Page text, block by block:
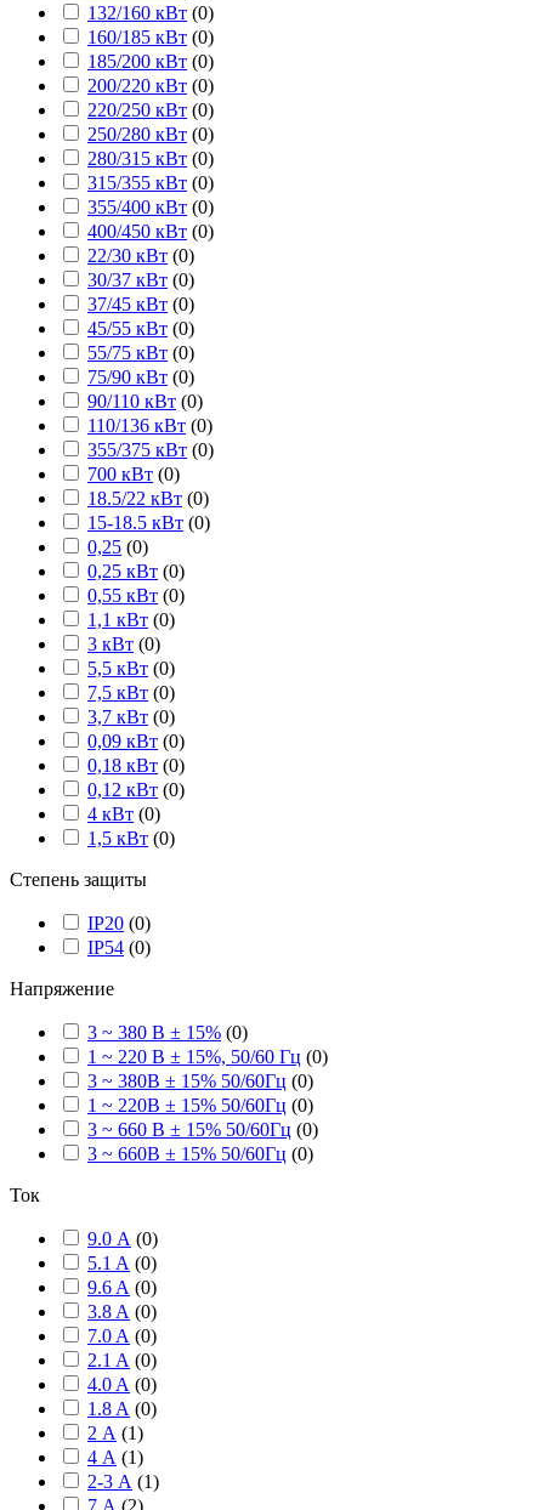
132/160 кВт (0)
160/185 кВт (0)
185/200 кВт (0)
200/220 кВт (0)
220/250 кВт (0)
250/280 кВт (0)
280/315 кВт (0)
315/355 кВт (0)
355/400 кВт (0)
400/450 кВт (0)
22/30 кВт (0)
30/37 кВт (0)
37/45 кВт (0)
45/55 кВт (0)
55/75 кВт (0)
75/90 кВт (0)
90/110 кВт (0)
110/136 кВт (0)
355/375 кВт (0)
700 кВт (0)
18.5/22 кВт (0)
15-18.5 кВт (0)
0,25 (0)
0,25 кВт (0)
0,55 кВт (0)
1,1 кВт (0)
3 кВт (0)
5,5 кВт (0)
7,5 кВт (0)
3,7 кВт (0)
0,09 кВт (0)
0,18 кВт (0)
0,12 кВт (0)
4 кВт (0)
1,5 кВт (0)
Степень защиты
IP20 (0)
IP54 (0)
Напряжение
3 ~ 380 В ± 15% (0)
1 ~ 220 В ± 15%, 50/60 Гц (0)
3 ~ 380В ± 15% 50/60Гц (0)
1 ~ 220В ± 15% 50/60Гц (0)
3 ~ 660 В ± 15% 50/60Гц (0)
3 ~ 660В ± 15% 50/60Гц (0)
Ток
9.0 А (0)
5.1 A (0)
9.6 A (0)
3.8 A (0)
7.0 A (0)
2.1 A (0)
4.0 A (0)
1.8 A (0)
2 А (1)
4 А (1)
2-3 А (1)
7 А (2)